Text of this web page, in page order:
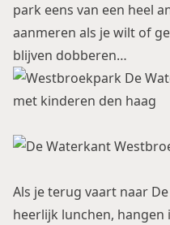
park eens van een heel
aanmeren als je wilt of
blijven dobberen…
Als je terug vaart naar
heerlijk lunchen,